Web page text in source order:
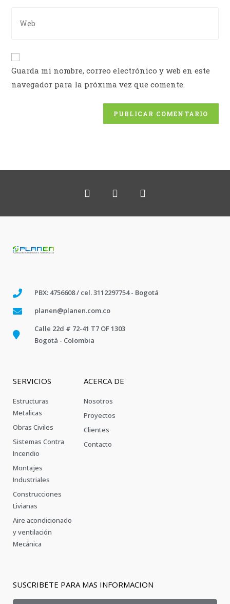
Guarda mi nombre, correo electrónico y web en este
navegador para la próxima vez que comente.
PBX: 4756608 / cel. 3112297754 - Bogotá
planen@planen.com.co
Calle 22d # 72-41 T7 OF 1303
Bogotá - Colombia
SERVICIOS
Estructuras
Metalicas
Obras Civiles
Sistemas Contra
Incendio
Montajes
Industriales
Construcciones
Livianas
Aire acondicionado
y ventilación
Mecánica
ACERCA DE
Nosotros
Proyectos
Clientes
Contacto
SUSCRIBETE PARA MAS INFORMACION